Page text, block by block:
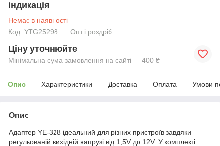
індикація
Немає в наявності
Код: YTG25298
Опт і роздріб
Ціну уточнюйте
Мінімальна сума замовлення на сайті — 400 ₴
Опис Характеристики Доставка Оплата Умови
Опис
Адаптер YE-328 ідеальний для різних пристроїв завдяки
регульованій вихідній напрузі від 1,5V до 12V. У комплекті